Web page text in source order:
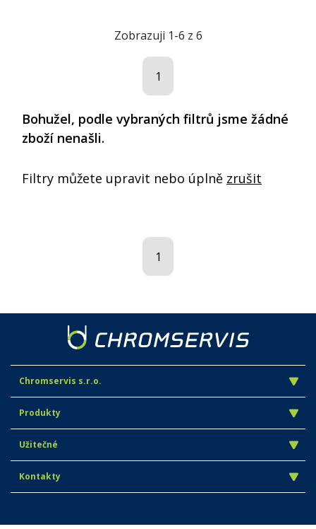
Zobrazuji 1-6 z 6
1
Bohužel, podle vybraných filtrů jsme žádné
zboží nenašli.
Filtry můžete upravit nebo úplně zrušit
1
Chromservis s.r.o.
Produkty
Užitečné
Kontakty